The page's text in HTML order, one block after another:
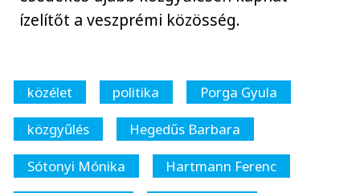
ízelítőt a veszprémi közösség.
közélet politika
Porga Gyula
közgyűlés
Hegedűs Barbara
Sótonyi Mónika
Hartmann Ferenc